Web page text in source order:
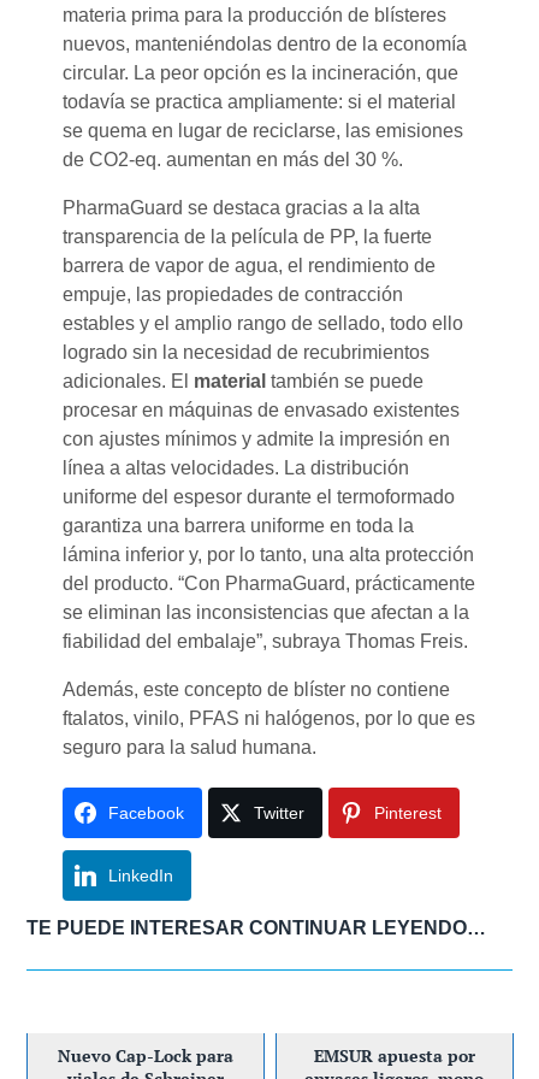
materia prima para la producción de blísteres
nuevos, manteniéndolas dentro de la economía
circular. La peor opción es la incineración, que
todavía se practica ampliamente: si el material
se quema en lugar de reciclarse, las emisiones
de CO2-eq. aumentan en más del 30 %.
PharmaGuard se destaca gracias a la alta
transparencia de la película de PP, la fuerte
barrera de vapor de agua, el rendimiento de
empuje, las propiedades de contracción
estables y el amplio rango de sellado, todo ello
logrado sin la necesidad de recubrimientos
adicionales. El materialtambién se puede
procesar en máquinas de envasado existentes
con ajustes mínimos y admite la impresión en
línea a altas velocidades. La distribución
uniforme del espesor durante el termoformado
garantiza una barrera uniforme en toda la
lámina inferior y, por lo tanto, una alta protección
del producto. “Con PharmaGuard, prácticamente
se eliminan las inconsistencias que afectan a la
fiabilidad del embalaje”, subraya Thomas Freis.
Además, este concepto de blíster no contiene
ftalatos, vinilo, PFAS ni halógenos, por lo que es
seguro para la salud humana.
Facebook Twitter Pinterest
LinkedIn
TE PUEDE INTERESAR CONTINUAR LEYENDO…
Nuevo Cap-Lock para
EMSUR apuesta por